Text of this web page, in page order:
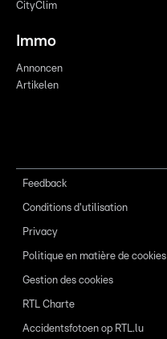
CityClim
Immo
Annoncen
Artikelen
Feedback
Conditions d'utilisation
Privacy
Politique en matière de cookies
Gestion des cookies
RTL Charte
Accidentsfotoen op RTL.lu